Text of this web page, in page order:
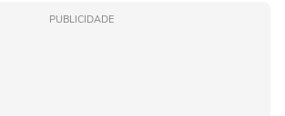
PUBLICIDADE